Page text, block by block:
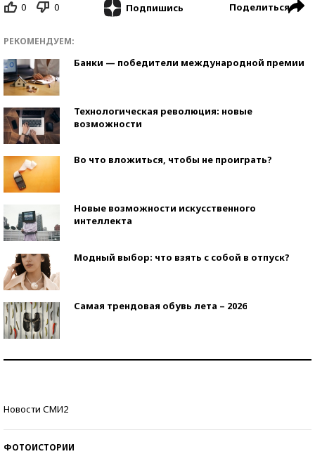
0 0 Подпишись Поделиться
РЕКОМЕНДУЕМ:
Банки — победители международной премии
Технологическая революция: новые
возможности
Во что вложиться, чтобы не проиграть?
Новые возможности искусственного
интеллекта
Модный выбор: что взять с собой в отпуск?
Самая трендовая обувь лета – 2026
Новости СМИ2
ФОТОИСТОРИИ